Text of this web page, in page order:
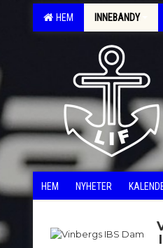
HEM INNEBANDY
HEM NYHETER